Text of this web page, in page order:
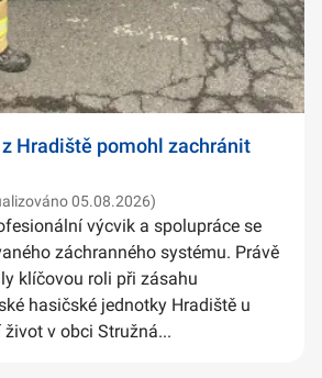
Hradiště pomohl zachránit
05.08.2026)
výcvik a spolupráce se
záchranného systému. Právě
klíčovou roli při zásahu
hasičské jednotky Hradiště u
v obci Stružná...